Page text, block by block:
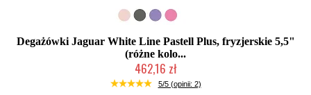
Degażówki Jaguar White Line Pastell Plus, fryzjerskie 5,5"
(różne kolo...
462,16 zł
Mała ilość (wysyłka w 24h)
5/5 (opinii: 2)